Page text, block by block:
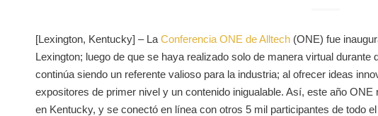
[Lexington, Kentucky] – La Conferencia ONE de Alltech (ONE) fue
Lexington; luego de que se haya realizado solo de manera virtual
continúa siendo un referente valioso para la industria; al ofrecer ideas
expositores de primer nivel y un contenido inigualable. Así, este año
en Kentucky, y se conectó en línea con otros 5 mil participantes de todo